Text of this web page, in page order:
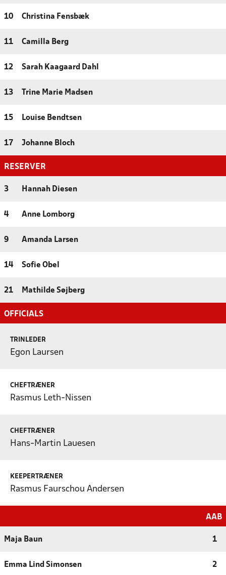
10 Christina Fensbæk
11 Camilla Berg
12 Sarah Kaagaard Dahl
13 Trine Marie Madsen
15 Louise Bendtsen
17 Johanne Bloch
RESERVER
3 Hannah Diesen
4 Anne Lomborg
9 Amanda Larsen
14 Sofie Obel
21 Mathilde Søjberg
OFFICIALS
TRINLEDER
Egon Laursen
CHEFTRÆNER
Rasmus Leth-Nissen
CHEFTRÆNER
Hans-Martin Lauesen
KEEPERTRÆNER
Rasmus Faurschou Andersen
AAB
Maja Baun 1
Emma Lind Simonsen 2